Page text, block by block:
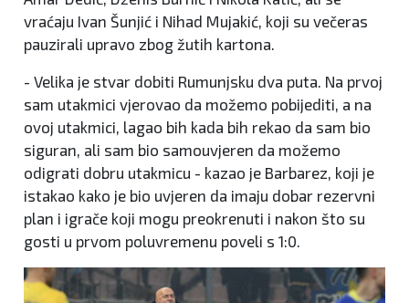
vraćaju Ivan Šunjić i Nihad Mujakić, koji su večeras
pauzirali upravo zbog žutih kartona.
- Velika je stvar dobiti Rumunjsku dva puta. Na prvoj
sam utakmici vjerovao da možemo pobijediti, a na
ovoj utakmici, lagao bih kada bih rekao da sam bio
siguran, ali sam bio samouvjeren da možemo
odigrati dobru utakmicu - kazao je Barbarez, koji je
istakao kako je bio uvjeren da imaju dobar rezervni
plan i igrače koji mogu preokrenuti i nakon što su
gosti u prvom poluvremenu poveli s 1:0.